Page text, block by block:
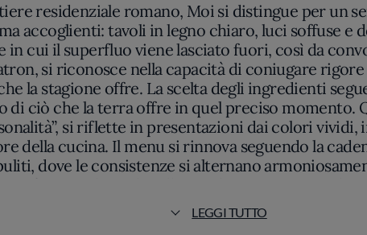
residenziale romano, Moi si distingue per un
accoglienti: tavoli in legno chiaro, luci soffuse
in cui il superfluo viene lasciato fuori, così da
si riconosce nella capacità di coniugare
la stagione offre. La scelta degli ingredienti
ciò che la terra offre in quel preciso momento.
si riflette in presentazioni dai colori
della cucina. Il menu si rinnova seguendo la
dove le consistenze si alternano
giornata completati da guizzi aromatici di acidità
il piacere qui è prodotto da una
LEGGI TUTTO